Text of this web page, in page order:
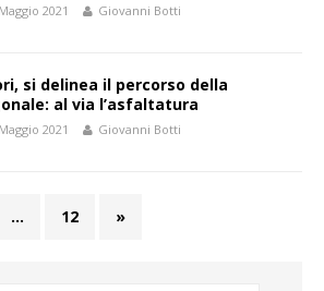
2021 Giovanni Botti
si delinea il percorso della
al via l’asfaltatura
2021 Giovanni Botti
… 12 »